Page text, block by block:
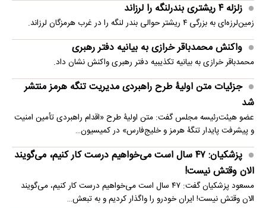
زلزله ۴ ریشتری بندرلنگه را لرزاند
زمین‌لرزه‌ای به بزرگی ۴ ریشتر حوالی بندر لنگه را در غرب هرمزگان لرزاند.
واکنش محمدباقر خرازی به بیانیه دفتر رهبری
محمدباقر خرازی به بیانیه تکذیبیه دفتر رهبری واکنش نشان داد.
جزئیات متن اولیۀ طرح راهبردی مدیریت تنگه هرمز منتشر
شد
عضو هیئت‌رئیسه مجلس گفت: متن اولیۀ طرح «اقدام راهبردی تأمین امنیت
و پیشرفت پایدار تنگۀ هرمز و خلیج‌فارس» در کمیسیون…
پزشکیان: ۴۷ سال است می‌خواهیم درست کار کنیم، می‌گویند
الان وقتش نیست!
مسعود پزشکیان گفت: ۴۷ سال است می‌خواهیم درست کار کنیم، می‌گویند
الان وقتش نیست! ایران خودرو را واگذار کردیم و به تبعش…